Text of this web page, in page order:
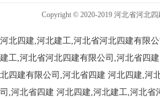
Copyright © 2020-2019 河北省河北
河北四建,河北建工,河北省河北四建有限
建工,河北省河北四建有限公司,河北省四建
北四建有限公司,河北省四建 河北四建,河
司,河北省四建 河北四建,河北建工,河北省